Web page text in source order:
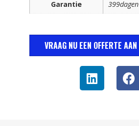
Garantie
399dagen
VRAAG NU EEN OFFERTE AAN